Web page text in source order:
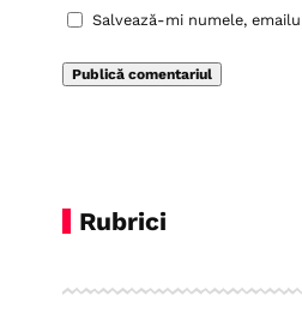
Salvează-mi numele,
Rubrici